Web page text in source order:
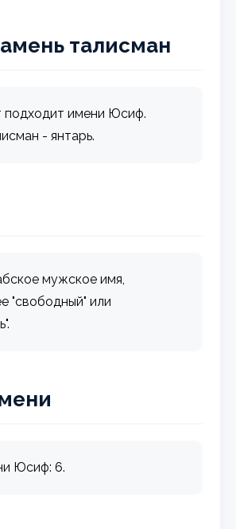
талисман
подходит имени Юсиф.
- янтарь.
мужское имя,
"свободный" или
Юсиф: 6.